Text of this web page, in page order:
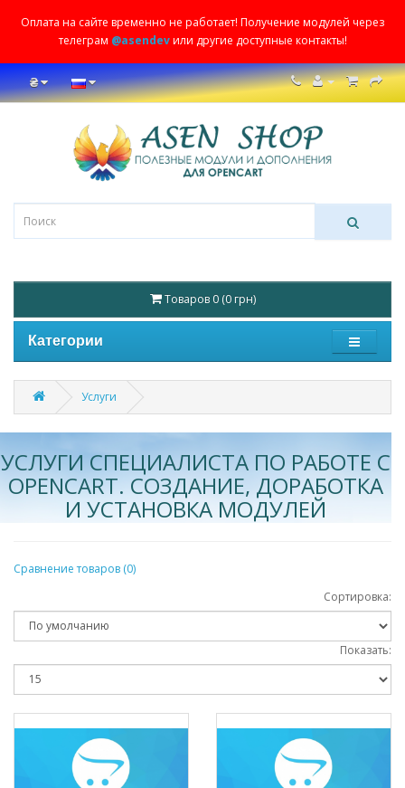
Оплата на сайте временно не работает! Получение модулей через
телеграм @asendevили другие доступные контакты!
₴
Товаров 0 (0 грн)
Категории
Услуги
УСЛУГИ СПЕЦИАЛИСТА ПО РАБОТЕ С
OPENCART. СОЗДАНИЕ, ДОРАБОТКА
И УСТАНОВКА МОДУЛЕЙ
Сравнение товаров (0)
Сортировка:
Показать: